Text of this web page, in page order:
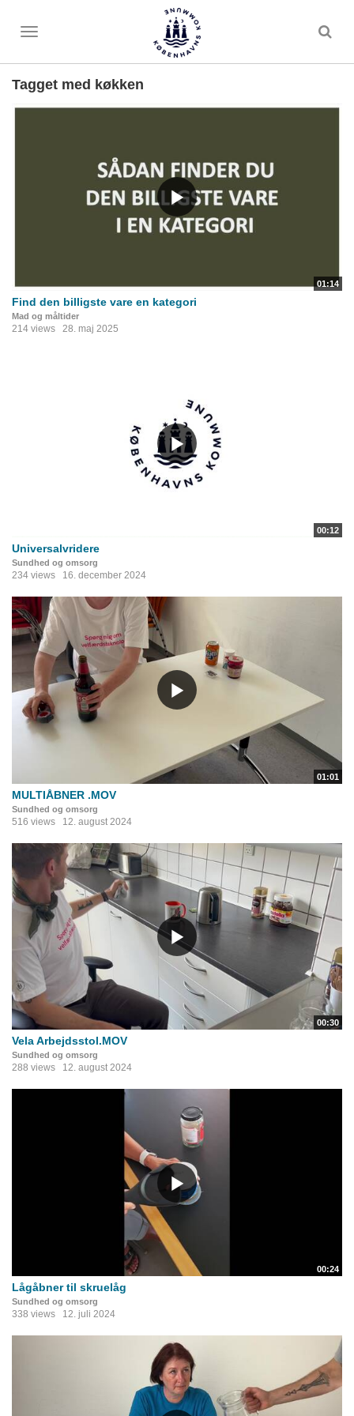
Toggle
Tagget med køkken
01:14
Find den billigste vare en kategori
Mad og måltider
214 views 28. maj 2025
00:12
Universalvridere
Sundhed og omsorg
234 views 16. december 2024
01:01
MULTIÅBNER .MOV
Sundhed og omsorg
516 views 12. august 2024
00:30
Vela Arbejdsstol.MOV
Sundhed og omsorg
288 views 12. august 2024
00:24
Lågåbner til skruelåg
Sundhed og omsorg
338 views 12. juli 2024